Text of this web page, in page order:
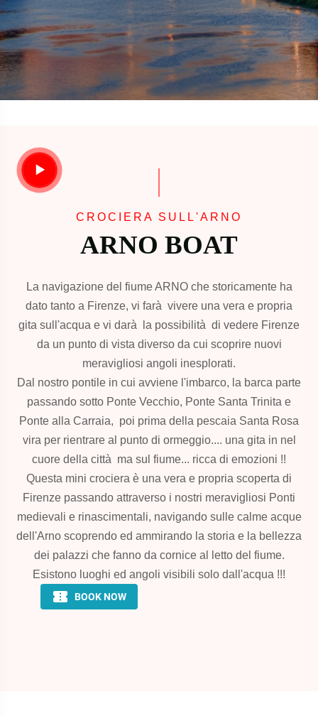
CROCIERA SULL'ARNO
ARNO BOAT
La navigazione del fiume ARNO che storicamente ha
dato tanto a Firenze, vi farà vivere una vera e propria
gita sull'acqua e vi darà la possibilità di vedere Firenze
da un punto di vista diverso da cui scoprire nuovi
meravigliosi angoli inesplorati.
Dal nostro pontile in cui avviene l'imbarco, la barca parte
passando sotto Ponte Vecchio, Ponte Santa Trinita e
Ponte alla Carraia, poi prima della pescaia Santa Rosa
vira per rientrare al punto di ormeggio.... una gita in nel
cuore della città ma sul fiume... ricca di emozioni !!
Questa mini crociera è una vera e propria scoperta di
Firenze passando attraverso i nostri meravigliosi Ponti
medievali e rinascimentali, navigando sulle calme acque
dell'Arno scoprendo ed ammirando la storia e la bellezza
dei palazzi che fanno da cornice al letto del fiume.
Esistono luoghi ed angoli visibili solo dall'acqua !!!